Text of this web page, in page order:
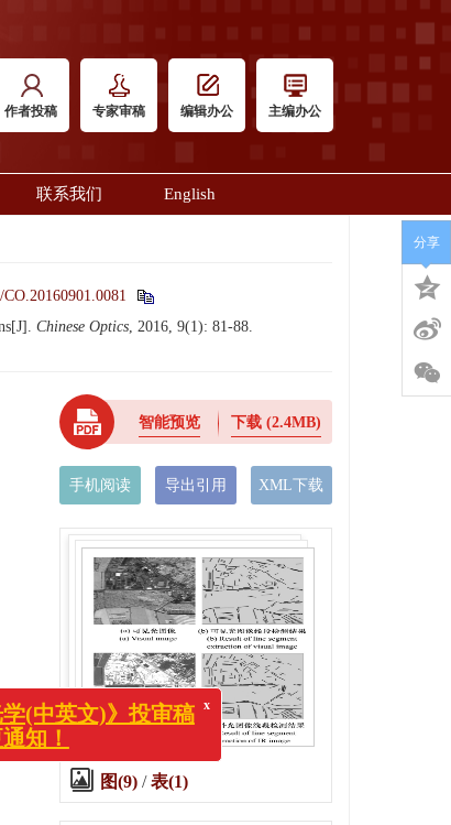
作者投稿 专家审稿 编辑办公 主编办公
联系我们 English
CO.20160901.0081
Chinese Optics, 2016, 9(1): 81-88.
智能预览 下载 (2.4MB)
手机阅读 导出引用 XML下载
图(9)/表(1)
分享
x
文)》投审稿